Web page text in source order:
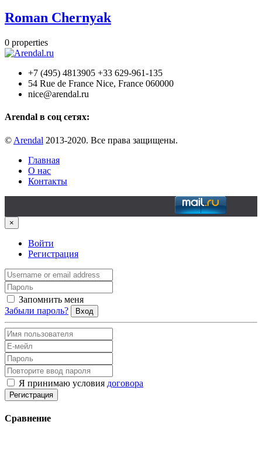
Roman Chernyak
0 properties
+7 (495) 4813905 +33 629-961-135
54 Rue de France Nice, France 060000
nice@arendal.ru
Arendal в соц сетях:
© Arendal 2013-2020. Все права защищены.
Главная
О нас
Контакты
×
Войти
Регистрация
Запомнить меня
Забыли пароль?
Вход
Я принимаю условия договора
Регистрация
Сравнение